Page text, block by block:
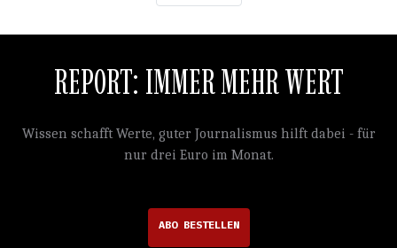
REPORT: IMMER MEHR WERT
Wissen schafft Werte, guter Journalismus hilft dabei - für
nur drei Euro im Monat.
ABO BESTELLEN